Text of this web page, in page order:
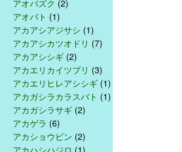
アオバズク (2)
アオバト (1)
アカアシアジサシ (1)
アカアシカツオドリ (7)
アカアシシギ (2)
アカエリカイツブリ (3)
アカエリヒレアシシギ (1)
アカガシラカラスバト (1)
アカガシラサギ (2)
アカゲラ (6)
アカショウビン (2)
アカハシハジロ (1)